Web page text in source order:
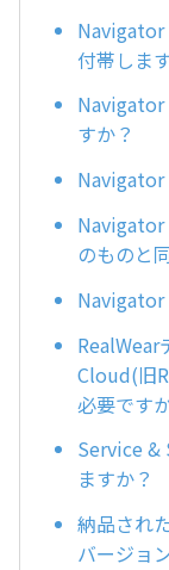
Navigator
付帯しま
Navigator
すか？
Navigator
Navigator
のものと
Navigator
RealWear
Cloud(旧
必要です
Service &
ますか？
納品され
バージョ